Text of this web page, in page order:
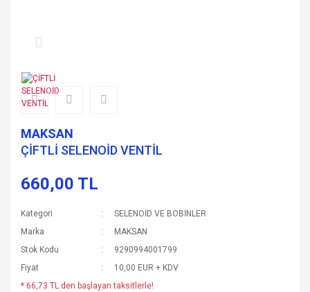
MAKSAN
ÇİFTLİ SELENOİD VENTİL
660,00 TL
Kategori
SELENOİD VE BOBİNLER
Marka
MAKSAN
Stok Kodu
9290994001799
Fiyat
10,00 EUR + KDV
* 66,73 TL den başlayan taksitlerle!